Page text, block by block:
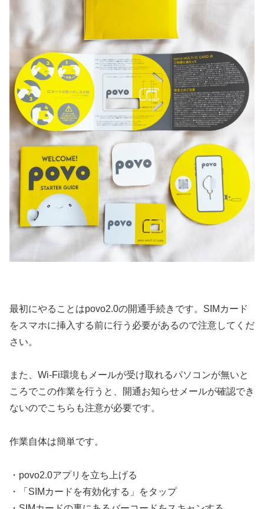
最初にやることはpovo2.0の開通手続きです。SIMカード
をスマホに挿入する前に行う必要があるので注意してくだ
さい。
また、Wi-Fi環境もメールが受け取れるパソコンが無いと
ころでこの作業を行うと、開通お知らせメールが確認でき
ないのでこちらも注意が必要です。
作業自体は簡単です。
・povo2.0アプリを立ち上げる
・「SIMカードを有効化する」をタップ